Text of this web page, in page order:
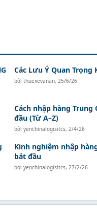
Các Lưu Ý Quan Trọng
bởi thuexevanan, 25/6/26
Cách nhập hàng
đầu (Từ A–Z)
bởi yenchinalogisitcs, 2/4/26
Kinh nghiệm nhập
bắt đầu
bởi yenchinalogisitcs, 27/2/26